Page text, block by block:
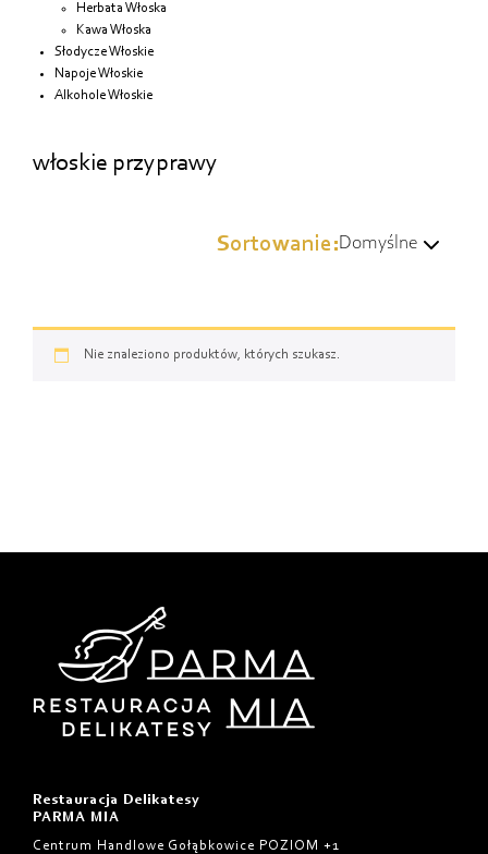
Herbata Włoska
Kawa Włoska
Słodycze Włoskie
Napoje Włoskie
Alkohole Włoskie
włoskie przyprawy
Sortowanie:Domyślne
Od najtańszych
Nie znaleziono produktów, których szukasz.
Restauracja Delikatesy
PARMA MIA
Centrum Handlowe Gołąbkowice POZIOM +1